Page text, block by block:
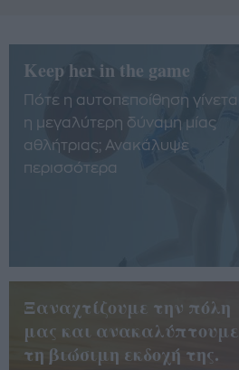
Keep her in the game
Πότε η αυτοπεποίθηση γίνεται
η μεγαλύτερη δύναμη μίας
αθλήτριας; Ανακάλυψε
περισσότερα
Ξαναχτίζουμε την πόλη
μας και ανακαλύπτουμε
τη βιώσιμη εκδοχή της.